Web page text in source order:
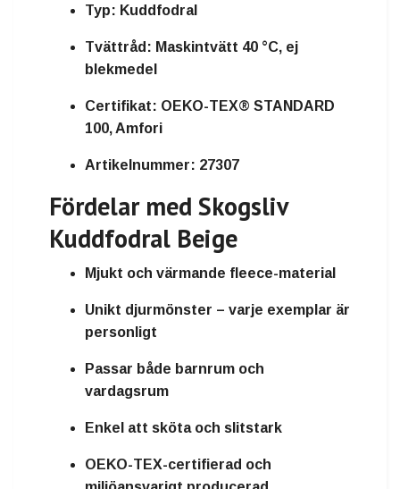
Typ: Kuddfodral
Tvättråd: Maskintvätt 40 °C, ej
blekmedel
Certifikat: OEKO-TEX® STANDARD
100, Amfori
Artikelnummer: 27307
Fördelar med Skogsliv
Kuddfodral Beige
Mjukt och värmande fleece-material
Unikt djurmönster – varje exemplar är
personligt
Passar både barnrum och
vardagsrum
Enkel att sköta och slitstark
OEKO-TEX-certifierad och